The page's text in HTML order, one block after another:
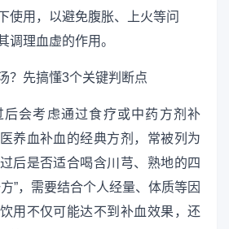
使用，以避免腹胀、上火等问
调理血虚的作用。
会考虑通过食疗或中药方剂补
养血补血的经典方剂，常被列为
后是否适合喝含川芎、熟地的四
”，需要结合个人经量、体质等因
用不仅可能达不到补血效果，还